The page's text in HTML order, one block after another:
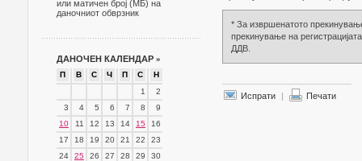
или матичен број (МБ) на
даночниот обврзник
ДАНОЧЕН КАЛЕНДАР »
П В С Ч П С
Н
1
2
3
4 5 6 7 8
9
10
11 12 13 14 15
16
17
18 19 20 21 22
23
24
25 26 27 28 29
30
* За извршенатото
прекинување на
ДДВ.
Испрати | Печати